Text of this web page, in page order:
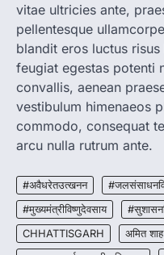
2
More
रायपुर।
बच्चों के
3
CG :
More
हरित
CG :
vitae ultricies ante,
pellentesque
blandit eros luctus
feugiat egestas potenti
convallis, aenean
vestibulum himenaeos
commodo, consequat
arcu nulla rutrum ante.
#अवैधरेतउत्खनन
#मुख्यमंत्रीविष्णुदेवसाय
CHHATTISGARH
अमित शाह